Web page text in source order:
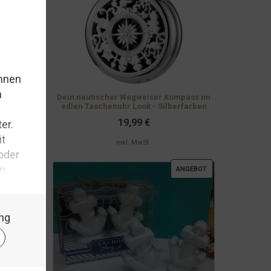
über
Gäste
,
im
Dein nautischer Wegweiser Kompass im
edlen Taschenuhr Look - Silberfarben
19,99 €
inkl. MwSt.
ANGEBOTPRODUKT
ANGEBOT